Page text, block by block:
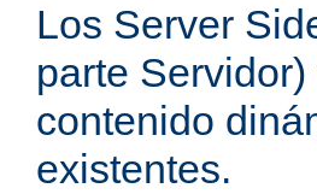
Los Server
parte
contenido
existentes.